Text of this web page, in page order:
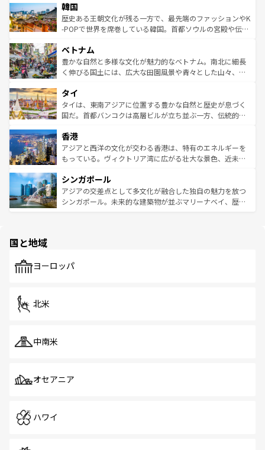
ワイを、存分に味わってほしい。 なお、新着のハワイ情報
はコンテンツ一覧を参照してほしい。
いる。アクティビティも充実しており、サーフィンやダイ
ビング、ハイキングなど、アウトドア好きにはたまらな
い。オーストラリアの多彩な魅力を存分に味わいつくそ
参照してほしい。
ン）、静ひつな山岳地帯である台湾東部など、都市の喧騒
と山間の静けさが共存しており、訪れる人に新しい発見と
驚きをもたらしてくれる。また、奥深い台湾の食文化も魅
容にもいいと評判のスイーツなど、バラエティ豊かな料理
が味わえる。 なお、新着の台湾情報は コンテンツ一覧を参
照してほしい。
韓国
歴史ある王朝文化が残る一方で、最先端のファッションやK
-POPで世界を席巻している韓国。首都ソウルの宮殿や伝統
き、地方に足を延ばせば四季折々の自然美を楽しむことが
できる。そして、キムチや焼肉、絶品のストリートフード
まで、さまざまな韓国料理が待っている。夜には、韓国な
リティに包まれながら、韓国の多彩な魅力を心ゆくまで味
わってみてほしい。 なお、新着の韓国情報はコンテンツ一
覧を参照してほしい。
ベトナム
豊かな自然と多様な文化が魅力的なベトナム。南北に細長
く伸びる国土には、広大な田園風景や青々とした山々、世
急速な発展と共に伝統が息づく。ハノイの古い町並みやホ
ーチミン市のフランス統治時代の建物も、独特の雰囲気を
醸し出している。また、バラエティの豊かさとおいしさで
とつ。フォーやバインミー、ベトナムコーヒーなどは、ぜ
ひ現地で味わいたい。どの地域を訪れてもあたたかい人々
が旅行者を迎えてくれるので、きっと忘れられない旅にな
参照してほしい。
タイ
タイは、東南アジアに位置する豊かな自然と歴史が息づく
国だ。首都バンコクは高層ビルが立ち並ぶ一方、伝統的な
の活気が交差している。北部ではチェンマイなどの山岳地
帯で自然と触れ合い、南部ではプーケットやクラビの美し
いビーチでリゾート気分を楽しむことができる。タイ料理
激する。気候は一年中温暖で、どの季節にも異なる楽しみ
が待っている。親しみやすいタイの人々、仏教を中心とし
た文化、そして多様な観光資源が、訪れる旅人を魅了し続
香港
アジアと西洋の文化が交わる香港は、特有のエネルギーを
もっている。ヴィクトリア湾に広がる壮大な景色、近未来
み、どこを訪れても感動するはず。観光スポットが密集し
ており、効率よく見どころを回れるのも魅力。息をのむよ
うな絶景から文化的な体験まで、香港を存分に楽しみ尽く
シンガポール
アジアの交差点として多文化が融合した独自の魅力を放つ
シンガポール。未来的な建築物が並ぶマリーナベイ、歴史
で、ホーカーズは地元の風情を楽しめる外せないスポット
国と地域
ヨーロッパ
北米
中南米
オセアニア
ハワイ